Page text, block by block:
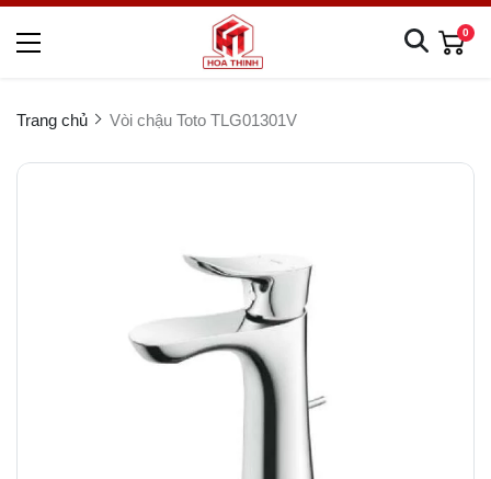
0
Trang chủ Vòi chậu Toto TLG01301V